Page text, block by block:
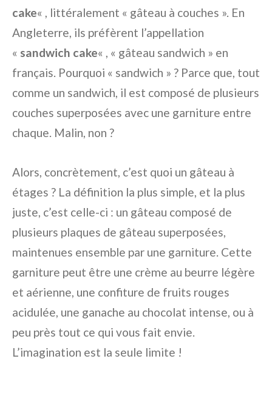
cake« , littéralement « gâteau à couches ». En
Angleterre, ils préfèrent l’appellation
« sandwich cake« , « gâteau sandwich » en
français. Pourquoi « sandwich » ? Parce que, tout
comme un sandwich, il est composé de plusieurs
couches superposées avec une garniture entre
chaque. Malin, non ?
Alors, concrètement, c’est quoi un gâteau à
étages ? La définition la plus simple, et la plus
juste, c’est celle-ci : un gâteau composé de
plusieurs plaques de gâteau superposées,
maintenues ensemble par une garniture. Cette
garniture peut être une crème au beurre légère
et aérienne, une confiture de fruits rouges
acidulée, une ganache au chocolat intense, ou à
peu près tout ce qui vous fait envie.
L’imagination est la seule limite !